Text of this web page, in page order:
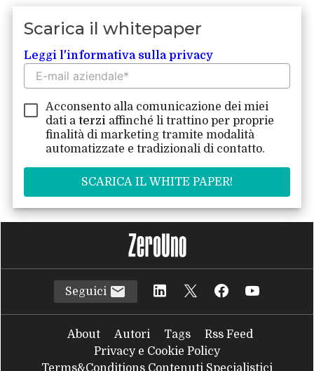
Scarica il whitepaper
Leggi l'informativa sulla privacy
Acconsento alla comunicazione dei miei
dati aterzi affinché li trattino per proprie
finalità di marketing tramite modalità
automatizzate e tradizionali di contatto.
Seguici
About Autori Tags
Rss Feed
Privacy e Cookie Policy
Terms&Conditions Contenuti Specialistici